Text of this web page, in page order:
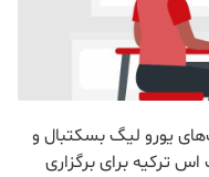
یورو لیگ بسکتبال و
ترکیه برای برگزاری